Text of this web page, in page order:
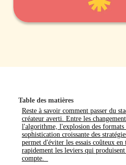
Table des matières
Reste à savoir comment passer du
créateur averti. Entre les
l'algorithme, l'explosion des formats
sophistication croissante des
permet d'éviter les essais coûteux
rapidement les leviers qui
compte.